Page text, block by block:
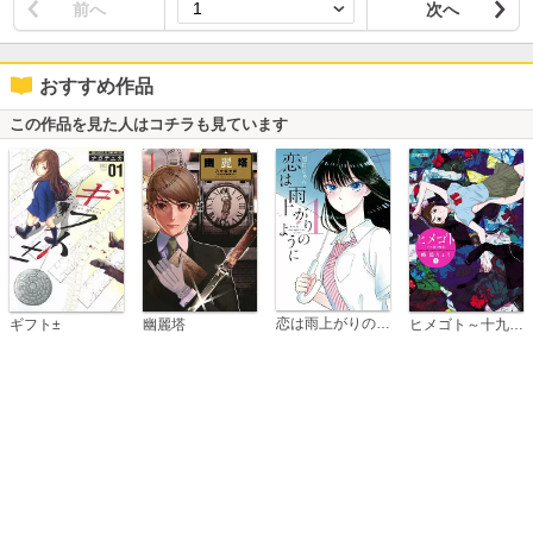
前へ 次へ
おすすめ作品
この作品を見た人はコチラも見ています
ギフト± 幽麗塔 恋は雨上がりのように